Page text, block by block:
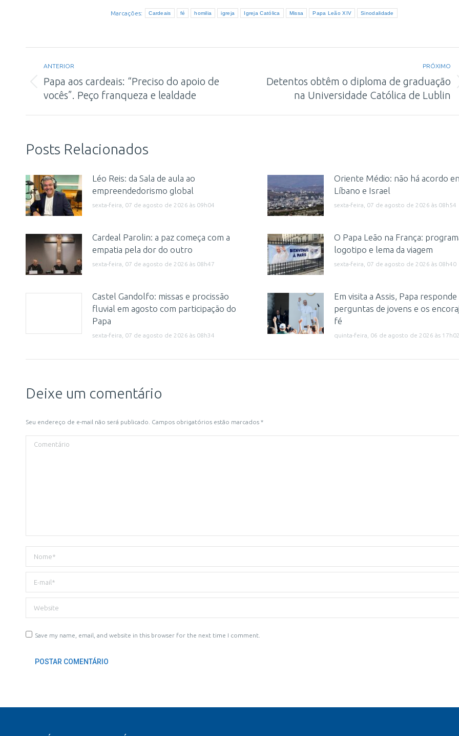
Marcações: Cardeais fé homilia igreja Igreja Católica Missa Papa Leão XIV Sinodalidade
de
post:
ANTERIOR
Post
anterior:
Papa aos cardeais: “Preciso do apoio de
vocês”. Peço franqueza e lealdade
PRÓXIMO
Próximo
Detentos obtêm o diploma de graduação
na Universidade Católica de Lublin
Posts Relacionados
Léo Reis: da Sala de aula ao
empreendedorismo global
sexta-feira, 07 de agosto de 2026 às 09h04
Oriente Médio: não há acordo
Líbano e Israel
sexta-feira, 07 de agosto de 2026 às 08h54
Cardeal Parolin: a paz começa com a
empatia pela dor do outro
sexta-feira, 07 de agosto de 2026 às 08h47
O Papa Leão na França:
logotipo e lema da viagem
sexta-feira, 07 de agosto de 2026 às 08h40
Castel Gandolfo: missas e procissão
fluvial em agosto com participação do
Papa
sexta-feira, 07 de agosto de 2026 às 08h34
Em visita a Assis, Papa responde
perguntas de jovens e os
fé
quinta-feira, 06 de agosto de 2026 às 17h02
Deixe um comentário
Seu endereço de e-mail não será publicado. Campos obrigatórios estão marcados *
Comentário
Nome *
E-mail *
Website
Save my name, email, and website in this browser for the next time I comment.
POSTAR COMENTÁRIO